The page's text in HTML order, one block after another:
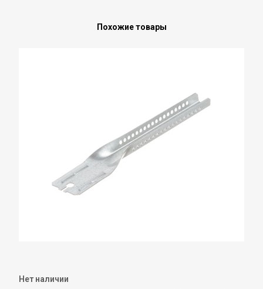
Похожие товары
Нет наличии